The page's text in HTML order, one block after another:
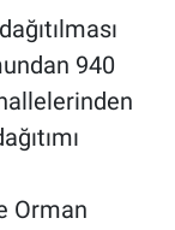
940
Orman